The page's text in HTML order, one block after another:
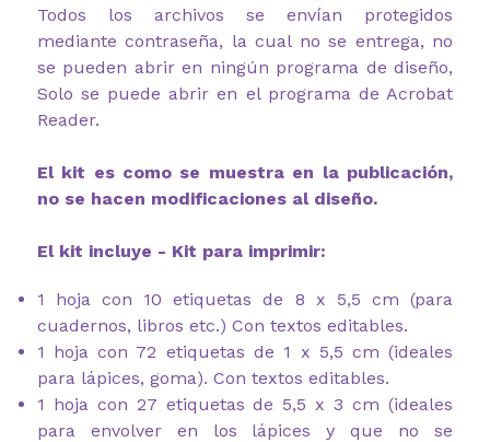
Todos los archivos se envían protegidos
mediante contraseña, la cual no se entrega, no
se pueden abrir en ningún programa de diseño,
Solo se puede abrir en el programa de Acrobat
Reader.
El kit es como se muestra en la publicación,
no se hacen modificaciones al diseño.
El kit incluye - Kit para imprimir:
1 hoja con 10 etiquetas de 8 x 5,5 cm (para
cuadernos, libros etc.) Con textos editables.
1 hoja con 72 etiquetas de 1 x 5,5 cm (ideales
para lápices, goma). Con textos editables.
1 hoja con 27 etiquetas de 5,5 x 3 cm (ideales
para envolver en los lápices y que no se